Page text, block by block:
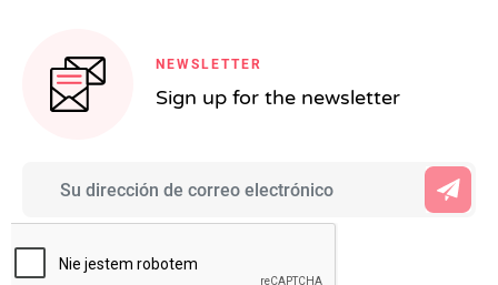
NEWSLETTER
Sign up for the newsletter